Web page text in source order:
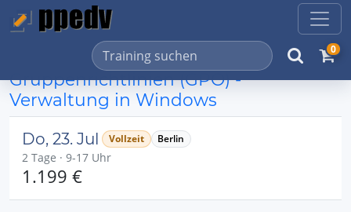
0
Gruppenrichtlinien (GPO) -
Verwaltung in Windows
Do, 23. Jul Vollzeit Berlin
2 Tage · 9-17 Uhr
1.199 €